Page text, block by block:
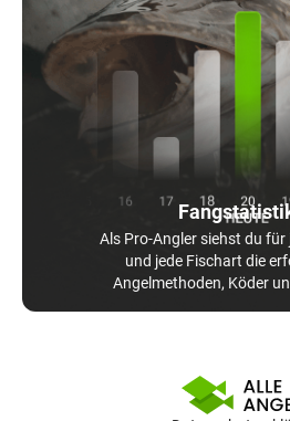
Als Pro-Angler siehst du für
und jede Fischart die
Angelmethoden, Köder